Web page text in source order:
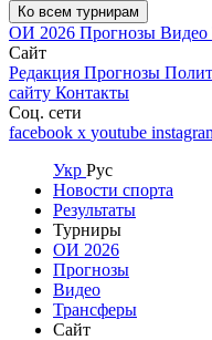
Ко всем турнирам
ОИ 2026 Прогнозы Видео
Сайт
Редакция Прогнозы
сайту Контакты
Соц. сети
facebook x youtube
Укр Рус
Новости спорта
Результаты
Турниры
ОИ 2026
Прогнозы
Видео
Трансферы
Сайт